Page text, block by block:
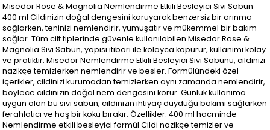
Misedor Rose & Magnolia Nemlendirme Etkili Besleyici Sıvı Sabun
400 ml Cildinizin doğal dengesini koruyarak benzersiz bir arınma
sağlarken, teninizi nemlendirir, yumuşatır ve mükemmel bir bakım
sağlar. Tüm cilt tiplerinde güvenle kullanılabilen Misedor Rose &
Magnolia Sıvı Sabun, yapısı itibari ile kolayca köpürür, kullanımı kolay
ve pratiktir. Misedor Nemlendirme Etkili Besleyici Sıvı Sabunu, cildinizi
nazikçe temizlerken nemlendirir ve besler. Formülündeki özel
içerikler, cildinizi kurumadan temizlerken aynı zamanda nemlendirir,
böylece cildinizin doğal nem dengesini korur. Günlük kullanıma
uygun olan bu sıvı sabun, cildinizin ihtiyaç duyduğu bakımı sağlarken
ferahlatıcı ve hoş bir koku bırakır. Özellikler: 400 ml hacminde
Nemlendirme etkili besleyici formül Cildi nazikçe temizler ve